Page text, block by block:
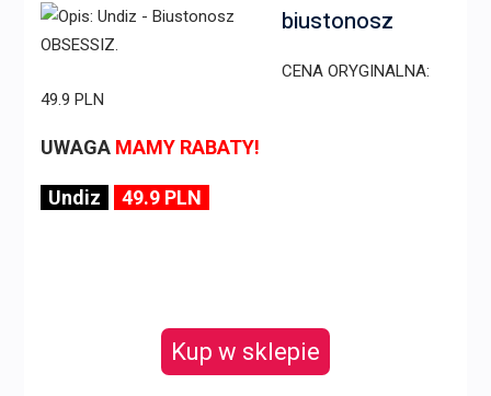
biustonosz
CENA ORYGINALNA:
49.9 PLN
UWAGA MAMY RABATY!
Undiz 49.9 PLN
Kup w sklepie